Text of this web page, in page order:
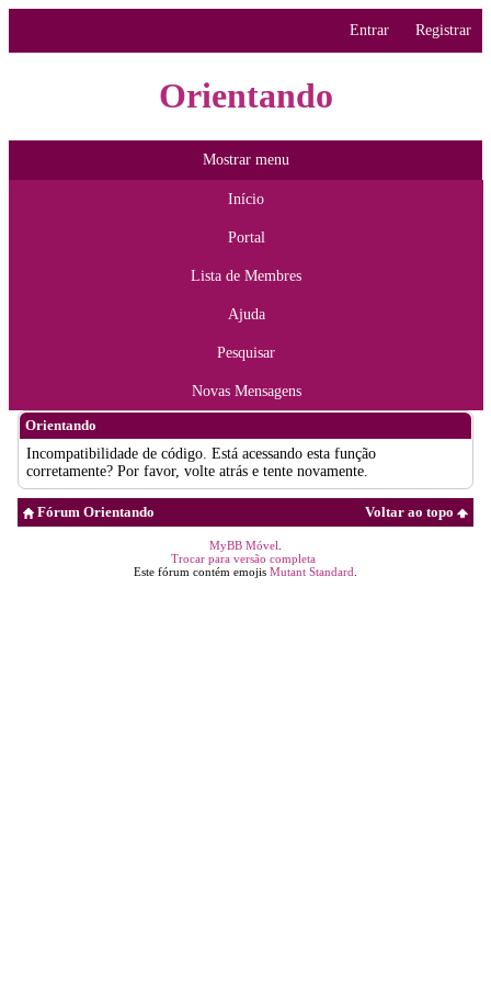
Entrar Registrar
Orientando
Mostrar menu
Início
Portal
Lista de Membres
Ajuda
Pesquisar
Novas Mensagens
Orientando
Incompatibilidade de código. Está acessando esta função
corretamente? Por favor, volte atrás e tente novamente.
Voltar ao topo
Fórum Orientando
MyBB Móvel
Trocar para versão completa
Este fórum contém emojis Mutant Standard